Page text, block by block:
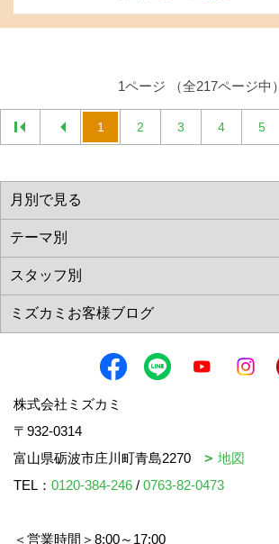
1ページ （全217ページ中）
1 2 3 4 5
株式会社ミズカミ
〒932-0314
富山県砺波市庄川町青島2270
地図
TEL： 0120-384-246 / 0763-82-0473
＜営業時間＞8:00～17:00